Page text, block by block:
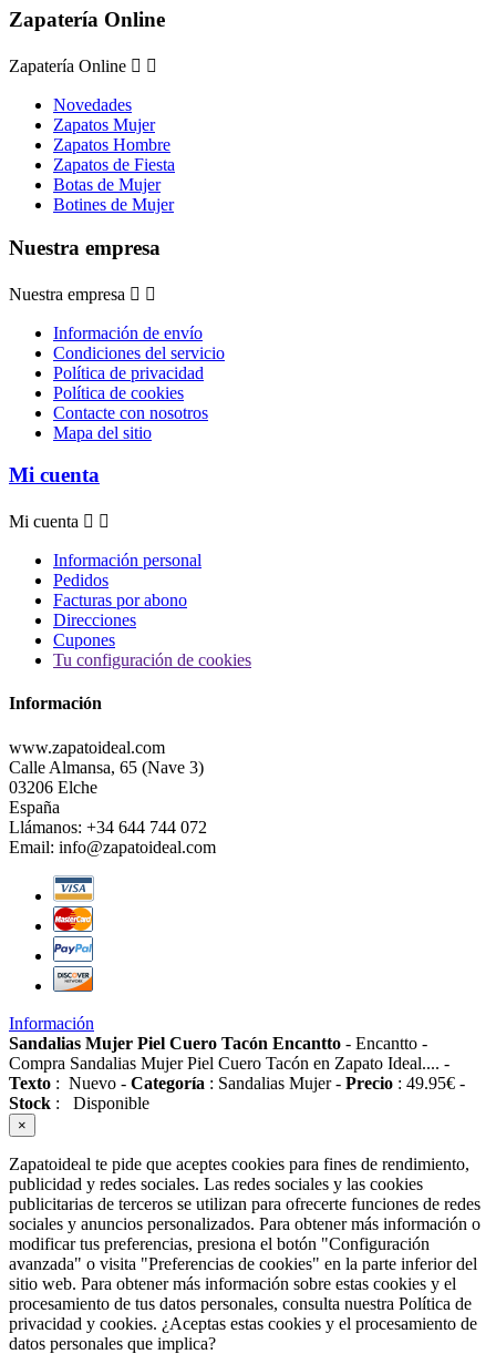
Zapatería Online
Zapatería Online  
Novedades
Zapatos Mujer
Zapatos Hombre
Zapatos de Fiesta
Botas de Mujer
Botines de Mujer
Nuestra empresa
Nuestra empresa  
Información de envío
Condiciones del servicio
Política de privacidad
Política de cookies
Contacte con nosotros
Mapa del sitio
Mi cuenta
Mi cuenta  
Información personal
Pedidos
Facturas por abono
Direcciones
Cupones
Tu configuración de cookies
Información
www.zapatoideal.com
Calle Almansa, 65 (Nave 3)
03206 Elche
España
Llámanos: +34 644 744 072
Email: info@zapatoideal.com
Información
Sandalias Mujer Piel Cuero Tacón Encantto - Encantto -
Compra Sandalias Mujer Piel Cuero Tacón en Zapato Ideal.... -
Texto : Nuevo - Categoría : Sandalias Mujer- Precio : 49.95€ -
Stock : Disponible
×
Zapatoideal te pide que aceptes cookies para fines de rendimiento,
publicidad y redes sociales. Las redes sociales y las cookies
publicitarias de terceros se utilizan para ofrecerte funciones de redes
sociales y anuncios personalizados. Para obtener más información o
modificar tus preferencias, presiona el botón "Configuración
avanzada" o visita "Preferencias de cookies" en la parte inferior del
sitio web. Para obtener más información sobre estas cookies y el
procesamiento de tus datos personales, consulta nuestra Política de
privacidad y cookies. ¿Aceptas estas cookies y el procesamiento de
datos personales que implica?